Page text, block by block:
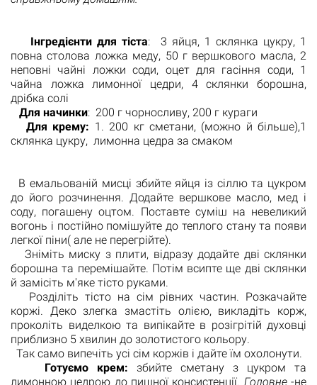
Інгредієнти для тіста: 3 яйця, 1 склянка цукру, 1
повна столова ложка меду, 50 г вершкового масла, 2
неповні чайні ложки соди, оцет для гасіння соди, 1
чайна ложка лимонної цедри, 4 склянки борошна,
дрібка солі
Для начинки: 200 г чорносливу, 200 г кураги
Для крему: 1. 200 кг сметани, (можно й більше),1
склянка цукру, лимонна цедра за смаком
В емальованій мисці збийте яйця із сіллю та цукром
до його розчинення. Додайте вершкове масло, мед і
соду, погашену оцтом. Поставте суміш на невеликий
вогонь і постійно помішуйте до теплого стану та появи
легкої піни( але не перегрійте).
Зніміть миску з плити, відразу додайте дві склянки
борошна та перемішайте. Потім всипте ще дві склянки
й замісіть м'яке тісто руками.
Розділіть тісто на сім рівних частин. Розкачайте
коржі. Деко злегка змастіть олією, викладіть корж,
проколіть виделкою та випікайте в розігрітій духовці
приблизно 5 хвилин до золотистого кольору.
Так само випечіть усі сім коржів і дайте їм охолонути.
Готуємо крем: збийте сметану з цукром та
лимонною цедрою до пишної консистенції. Головне-не